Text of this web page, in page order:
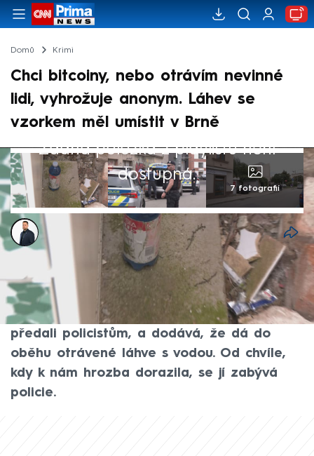
Domů Krimi
Chci bitcoiny, nebo otrávím nevinné
lidi, vyhrožuje anonym. Láhev se
vzorkem měl umístit v Brně
Žádná položka z playlistu není
dostupná.
7 fotografií
Matěj Rychlý
8. zář 2025, 16:35
„Chci bitcoiny, jinak budu zabíjet nevinné
lidi. Takový e-mail přišel do redakce Krimi
zpráv. Jeho autor si přál, abychom ho
předali policistům, a dodává, že dá do
oběhu otrávené láhve s vodou. Od chvíle,
kdy k nám hrozba dorazila, se jí zabývá
policie.